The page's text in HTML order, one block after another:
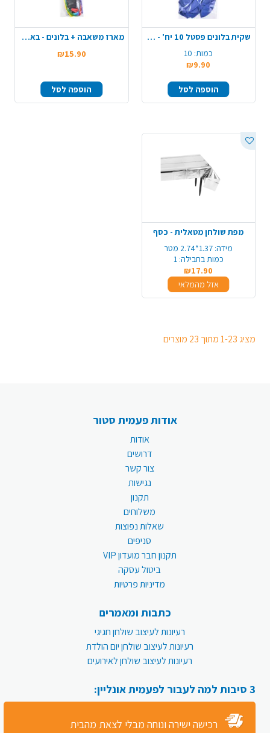
שקית בלונים פסטל 10 יח' - כחול
כמות: 10
₪9.90
הוספה לסל
מארז משאבה + בלונים - באטמן
₪15.90
הוספה לסל
מפת שולחן מטאלית - כסף
מידה: 1.37*2.74 מטר
כמות בחבילה: 1
₪17.90
אזל מהמלאי
מציג 1-23 מתוך 23 מוצרים
אודות פעמית סטור
אודות
דרושים
צור קשר
נגישות
תקנון
משלוחים
שאלות נפוצות
סניפים
תקנון חבר מועדון VIP
ביטול עסקה
מדיניות פרטיות
כתבות ומאמרים
רעיונות לעיצוב שולחן חגיגי
רעיונות לעיצוב שולחן יום הולדת
רעיונות לעיצוב שולחן לאירועים
3 סיבות למה לעבור לפעמית אונליין:
רכישה ישירה ונוחה מבלי לצאת מהבית